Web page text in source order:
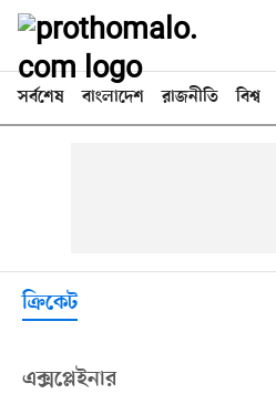
সর্বশেষ বাংলাদেশ রাজনীতি বিশ্ব
ক্রিকেট
এক্সপ্লেইনার